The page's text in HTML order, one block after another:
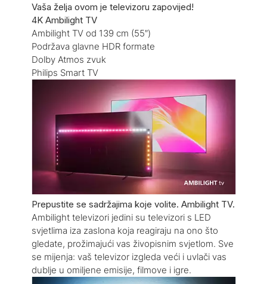
Vaša želja ovom je televizoru zapovijed!
4K Ambilight TV
Ambilight TV od 139 cm (55″)
Podržava glavne HDR formate
Dolby Atmos zvuk
Philips Smart TV
Prepustite se sadržajima koje volite. Ambilight TV.
Ambilight televizori jedini su televizori s LED
svjetlima iza zaslona koja reagiraju na ono što
gledate, prožimajući vas živopisnim svjetlom. Sve
se mijenja: vaš televizor izgleda veći i uvlači vas
dublje u omiljene emisije, filmove i igre.